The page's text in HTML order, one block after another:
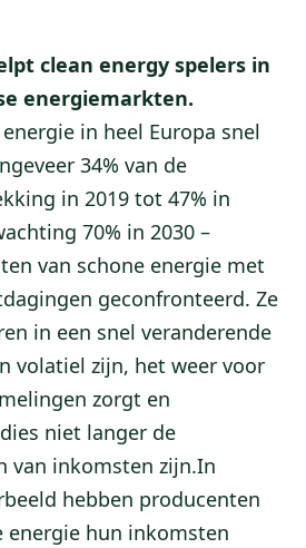
clean energy spelers in
energiemarkten.
in heel Europa snel
34% van de
in 2019 tot 47% in
70% in 2030 –
van schone energie met
geconfronteerd. Ze
in een snel veranderende
volatiel zijn, het weer voor
zorgt en
niet langer de
van inkomsten zijn.In
hebben producenten
energie hun inkomsten